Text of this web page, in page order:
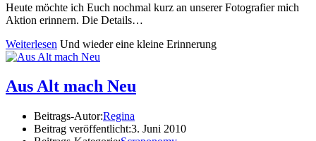
Heute möchte ich Euch nochmal kurz an unserer Fotografier mich
Aktion erinnern. Die Details…
Weiterlesen Und wieder eine kleine Erinnerung
Aus Alt mach Neu
Beitrags-Autor:Regina
Beitrag veröffentlicht:3. Juni 2010